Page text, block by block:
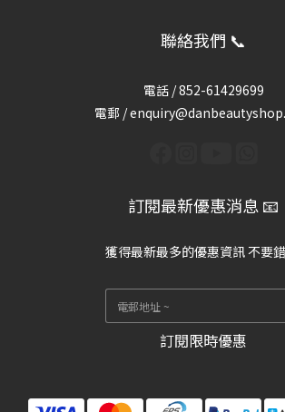
聯絡我們 📞
電話 /852-61429699
電郵 /
訂閱最新優惠消息 📧
獲得最新最多的優惠資訊 不要
訂閱限時優惠